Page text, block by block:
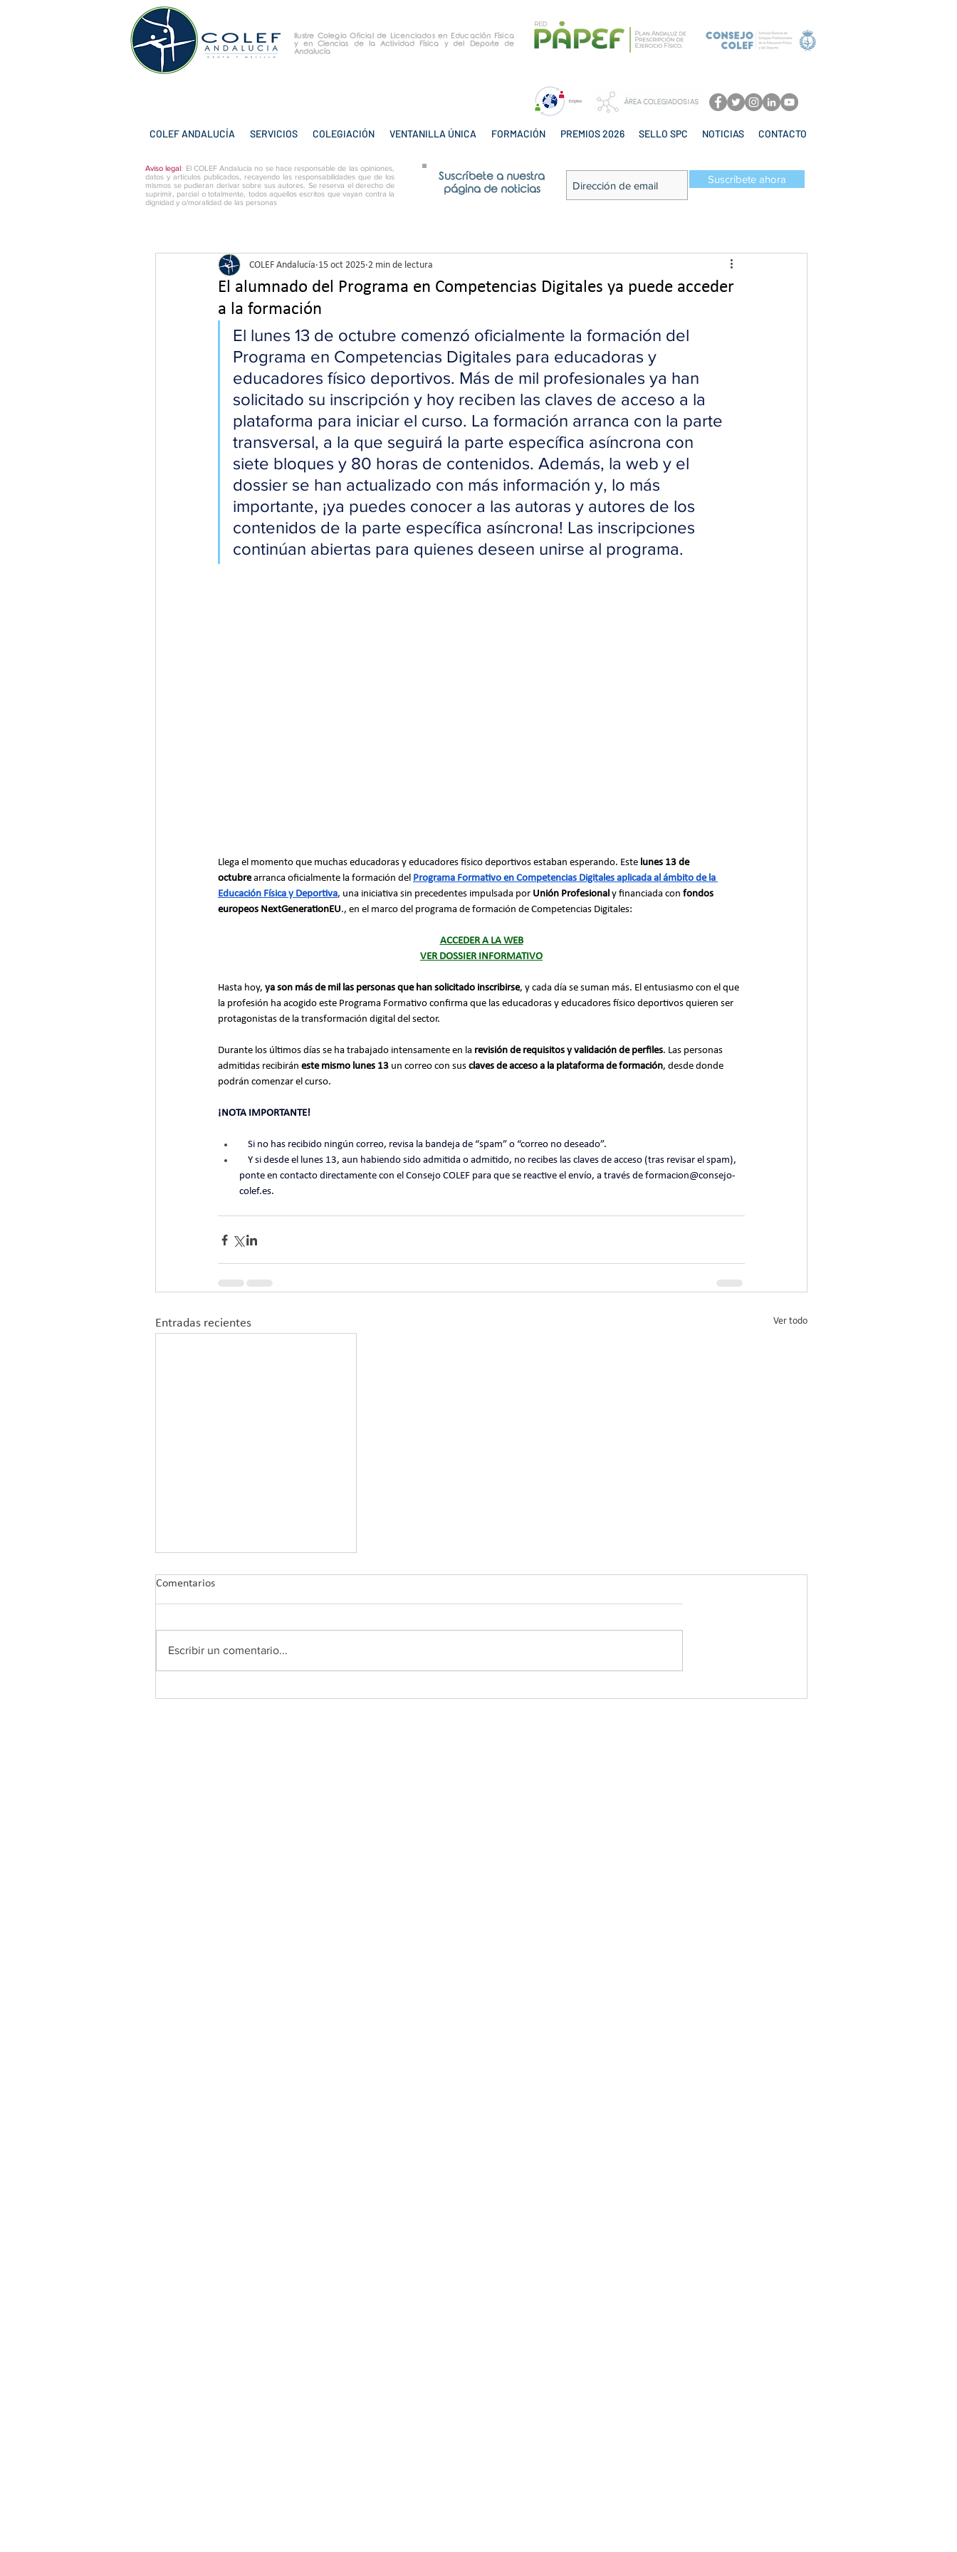
Ilustre Colegio Oficial de Licenciados en Educación Física
y en Ciencias de la Actividad Física y del Deporte de
Andalucía
COLEF ANDALUCÍA SERVICIOS COLEGIACIÓN VENTANILLA ÚNICA FORMACIÓN PREMIOS 2026 SELLO SPC NOTICIAS CONTACTO
Aviso legal: El COLEF Andalucía no se hace responsable de las opiniones,
datos y artículos publicados, recayendo las responsabilidades que de los
mismos se pudieran derivar sobre sus autores. Se reserva el derecho de
suprimir, parcial o totalmente, todos aquellos escritos que vayan contra la
dignidad y o/moralidad de las personas
Suscríbete a nuestra
página de noticias
Suscríbete ahora
El alumnado del Programa en Competencias Digitales ya puede acceder
a la formación
COLEF Andalucía 15 oct 2025 2 min de lectura
El lunes 13 de octubre comenzó oficialmente la formación del
Programa en Competencias Digitales para educadoras y
educadores físico deportivos. Más de mil profesionales ya han
solicitado su inscripción y hoy reciben las claves de acceso a la
plataforma para iniciar el curso. La formación arranca con la parte
transversal, a la que seguirá la parte específica asíncrona con
siete bloques y 80 horas de contenidos. Además, la web y el
dossier se han actualizado con más información y, lo más
importante, ¡ya puedes conocer a las autoras y autores de los
contenidos de la parte específica asíncrona! Las inscripciones
continúan abiertas para quienes deseen unirse al programa.
Llega el momento que muchas educadoras y educadores físico deportivos estaban esperando. Este lunes 13 de
octubre arranca oficialmente la formación del Programa Formativo en Competencias Digitales aplicada al ámbito de la
Educación Física y Deportiva, una iniciativa sin precedentes impulsada por Unión Profesional y financiada con fondos
europeos NextGenerationEU., en el marco del programa de formación de Competencias Digitales:
ACCEDER A LA WEB
VER DOSSIER INFORMATIVO
Hasta hoy, ya son más de mil las personas que han solicitado inscribirse, y cada día se suman más. El entusiasmo con el que
la profesión ha acogido este Programa Formativo confirma que las educadoras y educadores físico deportivos quieren ser
protagonistas de la transformación digital del sector.
Durante los últimos días se ha trabajado intensamente en la revisión de requisitos y validación de perfiles. Las personas
admitidas recibirán este mismo lunes 13 un correo con sus claves de acceso a la plataforma de formación, desde donde
podrán comenzar el curso.
¡NOTA IMPORTANTE!
    Si no has recibido ningún correo, revisa la bandeja de “spam” o “correo no deseado”.
ponte en contacto directamente con el Consejo COLEF para que se reactive el envío, a través de formacion@consejo-
colef.es.
Entradas recientes Ver todo
Comentarios
Escribir un comentario...